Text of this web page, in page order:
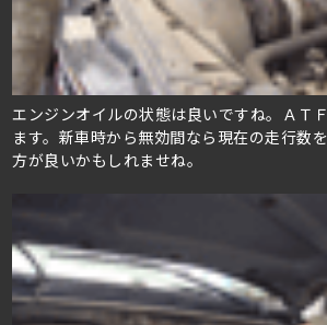
エンジンオイルの状態は良いですね。ＡＴ
ます。新車時から無効間なら現在の走行数
方が良いかもしれませね。